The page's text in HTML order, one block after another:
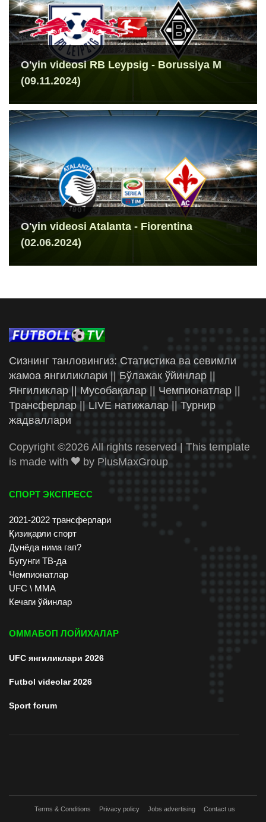
O'yin videosi RB Leypsig - Borussiya M
(09.11.2024)
O'yin videosi Atalanta - Fiorentina
(02.06.2024)
Сизнинг танловингиз: Статистика ва севимли
жамоа янгиликлари || Бўлажак ўйинлар ||
Янгиликлар || Мусобақалар || Чемпионатлар ||
Трансферлар || LIVE натижалар || Турнир
жадваллари
Copyright ©2026 All rights reserved | This template
is made with
by PlusMaxGroup
СПОРТ ЭКСПРЕСС
2021-2022 трансферлари
Қизиқарли спорт
Дунёда нима гап?
Бугунги ТВ-да
Чемпионатлар
UFC \ ММА
Кечаги ўйинлар
ОММАБОП ЛОЙИХАЛАР
UFC янгиликлари 2026
Futbol videolar 2026
Sport forum
Terms & Conditions Privacy policy Jobs advertising Contact us